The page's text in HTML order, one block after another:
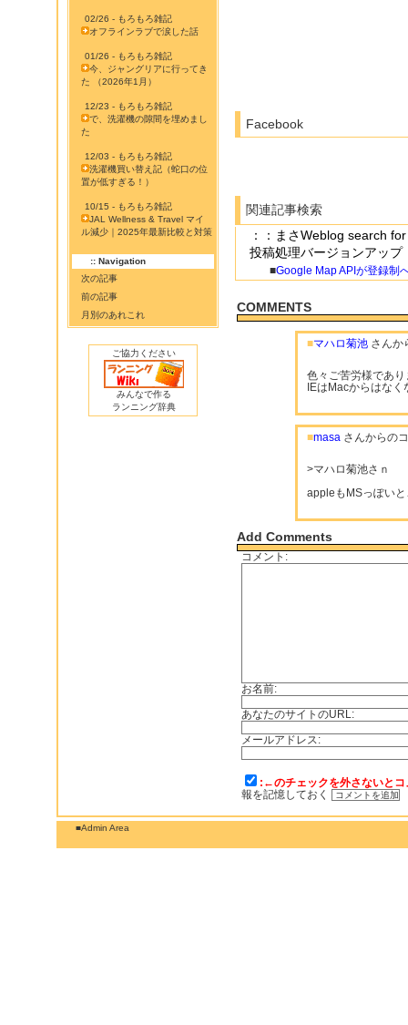
02/26 - もろもろ雑記
オフラインラブで涙した話
01/26 - もろもろ雑記
今、ジャングリアに行ってき
た （2026年1月）
12/23 - もろもろ雑記
で、洗濯機の隙間を埋めまし
た
12/03 - もろもろ雑記
洗濯機買い替え記（蛇口の位
置が低すぎる！）
10/15 - もろもろ雑記
JAL Wellness & Travel マイ
ル減少｜2025年最新比較と対策
:: Navigation
次の記事
前の記事
月別のあれこれ
ご協力ください
みんなで作る
ランニング辞典
Facebook
関連記事検索
：：まさWeblog search
投稿処理バージョンアップ
■Google Map APIが登録制
COMMENTS
■マハロ菊池 さんか
色々ご苦労様であり
IEはMacからはな
■masa さんからの
>マハロ菊池さｎ
appleもMSっぽい
Add Comments
コメント:
お名前:
あなたのサイトのURL:
メールアドレス:
:←のチェックを外さないと
報を記憶しておく
■Admin Area